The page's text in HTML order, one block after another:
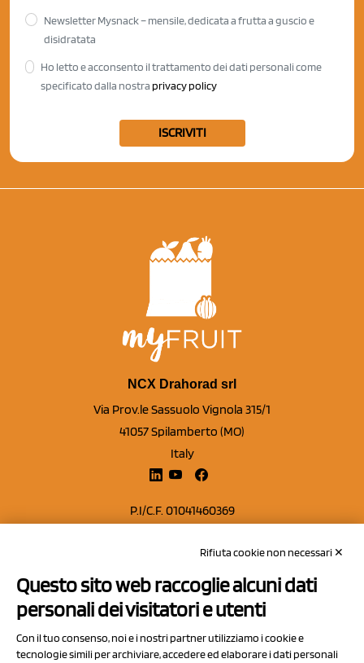
Newsletter Mysnack – mensile, dedicata a frutta a guscio e
disidratata
Ho letto e acconsento il trattamento dei dati personali come
specificato dalla nostra privacy policy
ISCRIVITI
NCX Drahorad srl
Via Prov.le Sassuolo Vignola 315/1
41057 Spilamberto (MO)
Italy
P.I/C.F. 01041460369
Capitale sociale Euro 50.000,00 i.v.
Contatti
Privacy Policy
Rifiuta cookie non necessari ✕
Questo sito web raccoglie alcuni dati
personali dei visitatori e utenti
Con il tuo consenso, noi e i nostri partner utilizziamo i cookie e
tecnologie simili per archiviare, accedere ed elaborare i dati personali